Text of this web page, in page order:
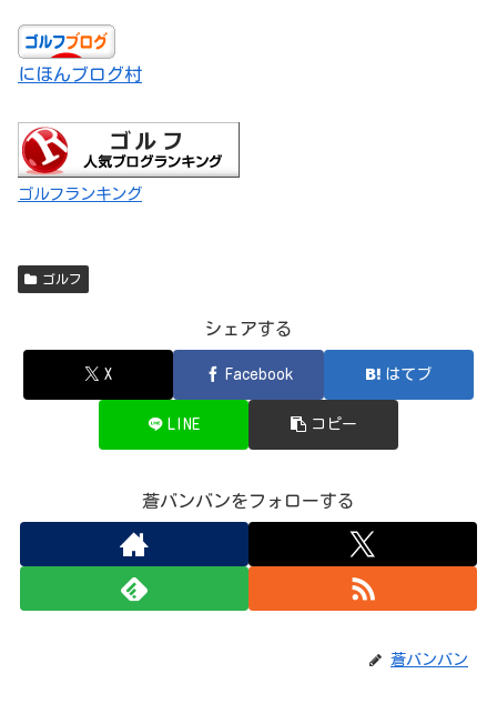
にほんブログ村
ゴルフランキング
ゴルフ
シェアする
X Facebook はてブ
LINE コピー
蒼バンバンをフォローする
蒼バンバン